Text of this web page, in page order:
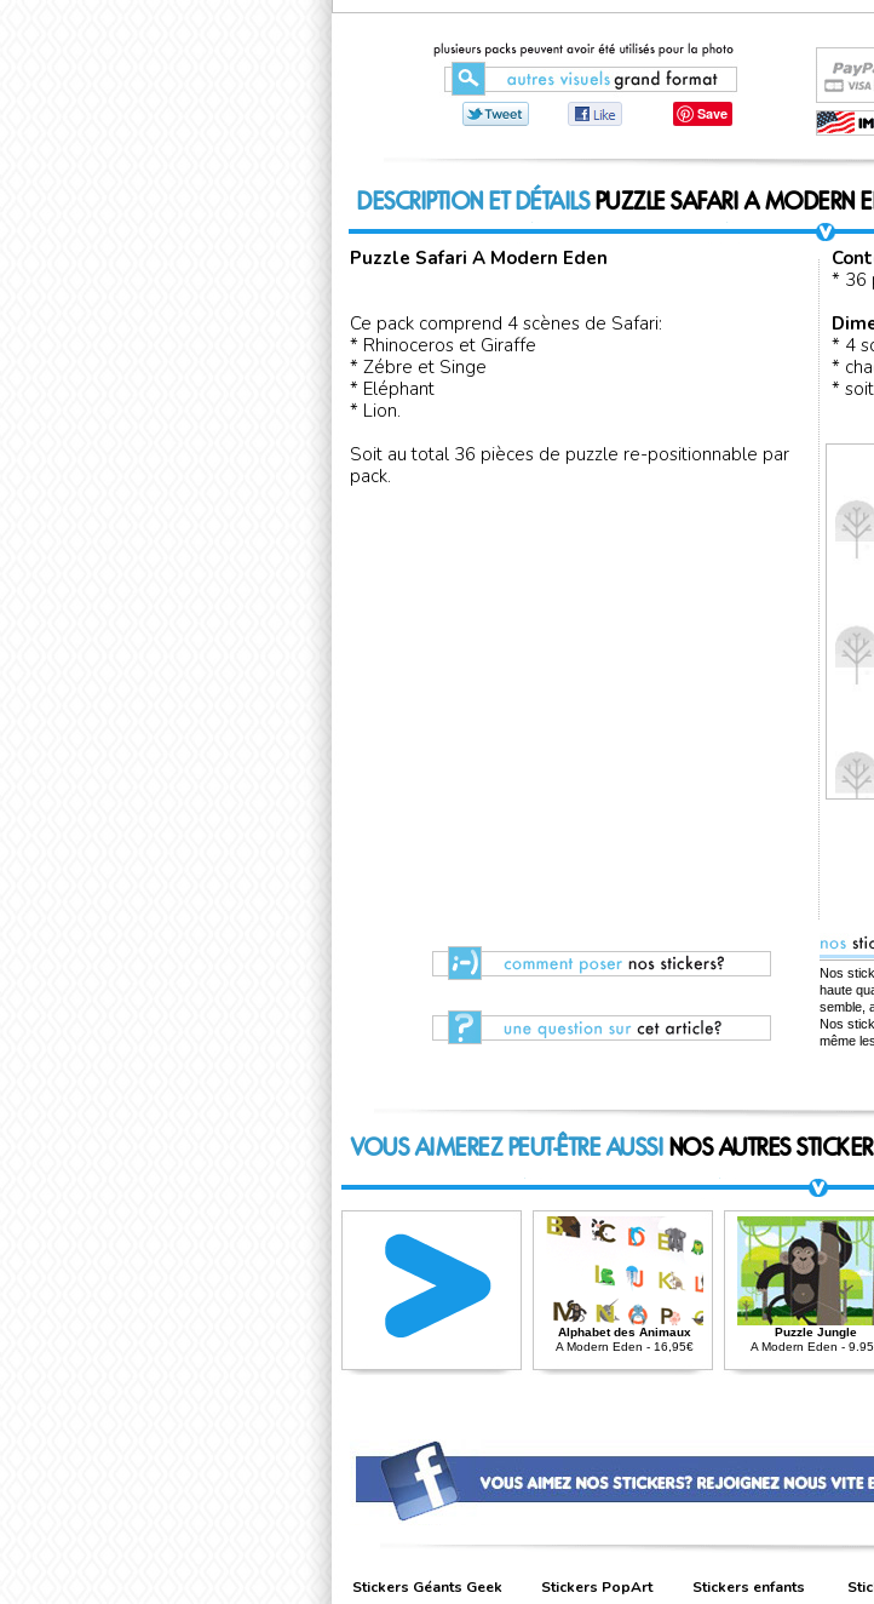
Nos
haute
semble,
Nos
même
Save
DESCRIPTION ET DÉTAILSPUZZLE SAFARI A MODERN
Puzzle Safari A Modern Eden
Ce pack comprend 4 scènes de Safari:
* Rhinoceros et Giraffe
* Zébre et Singe
* Eléphant
* Lion.
Soit au total 36 pièces de puzzle re-positionnable par
pack.
* 36
* 4
*
*
VOUS AIMEREZ PEUT-ÊTRE AUSSI NOS AUTRES
Alphabet des Animaux
A Modern Eden - 16,95€
Puzzle Jungle
A Modern Eden -
Stickers Géants Geek Stickers PopArt Stickers enfants